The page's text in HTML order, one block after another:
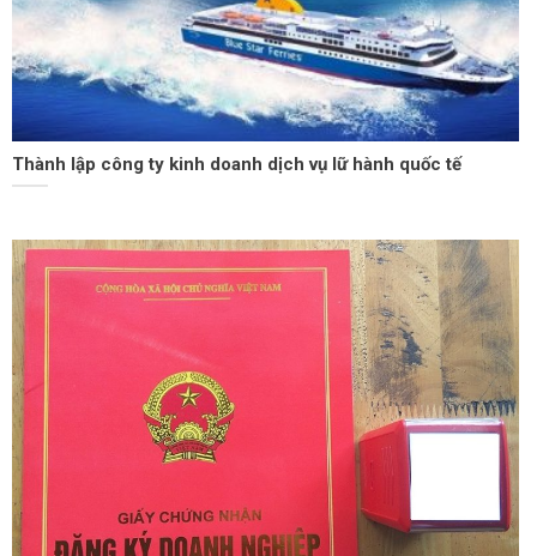
Thành lập công ty kinh doanh dịch vụ lữ hành quốc tế